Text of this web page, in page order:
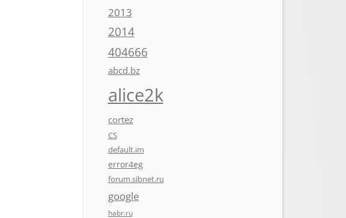
2013
2014
404666
abcd.bz
alice2k
cortez
CS
default.im
error4eg
forum.sibnet.ru
google
habr.ru